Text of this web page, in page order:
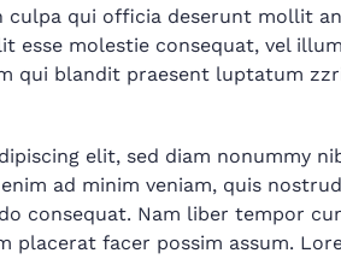
qui officia deserunt mollit
esse molestie consequat, vel
qui blandit praesent luptatum
elit, sed diam nonummy
ad minim veniam, quis
consequat. Nam liber tempor
placerat facer possim assum.